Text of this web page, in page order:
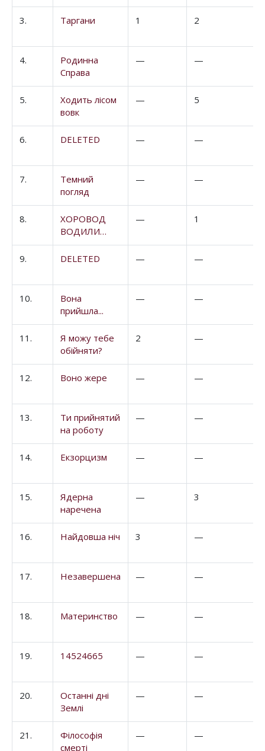
3. Таргани 1 2
4.
Родинна
Справа
— —
5.
Ходить лісом
вовк
— 5
6. DELETED — —
7.
Темний
погляд
— —
8.
ХОРОВОД
ВОДИЛИ…
— 1
9. DELETED — —
10.
Вона
прийшла...
— —
11.
Я можу тебе
обійняти?
2 —
12. Воно жере — —
13.
Ти прийнятий
на роботу
— —
14. Екзорцизм — —
15.
Ядерна
наречена
— 3
16. Найдовша ніч 3 —
17. Незавершена — —
18. Материнство — —
19. 14524665 — —
20.
Останні дні
Землі
— —
21.
Філософія
смерті
— —